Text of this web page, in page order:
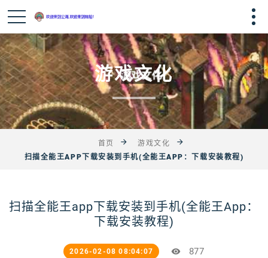
游戏文化
首页
游戏文化
扫描全能王APP下载安装到手机(全能王APP：下载安装教程)
扫描全能王app下载安装到手机(全能王App：
下载安装教程)
2026-02-08 08:04:07 877